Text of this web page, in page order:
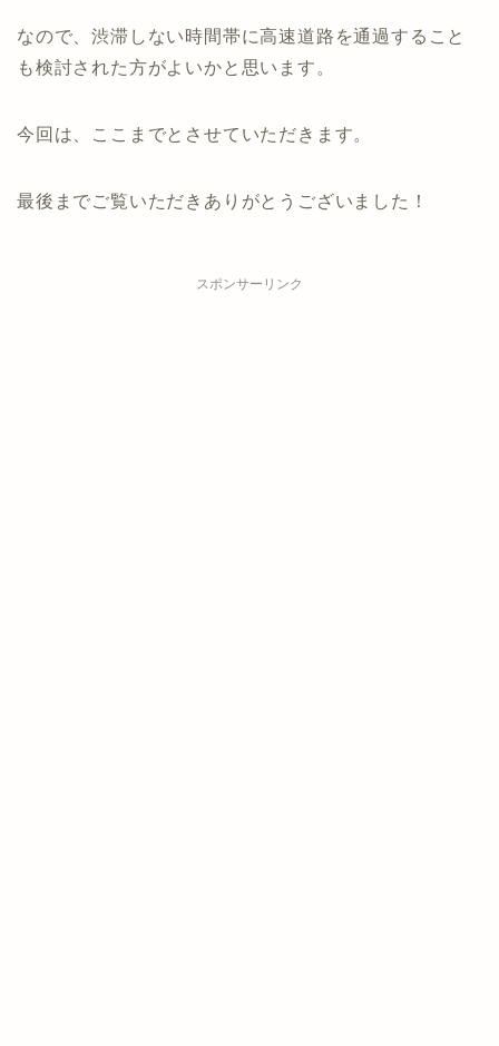
なので、渋滞しない時間帯に高速道路を通過すること
も検討された方がよいかと思います。
今回は、ここまでとさせていただきます。
最後までご覧いただきありがとうございました！
スポンサーリンク